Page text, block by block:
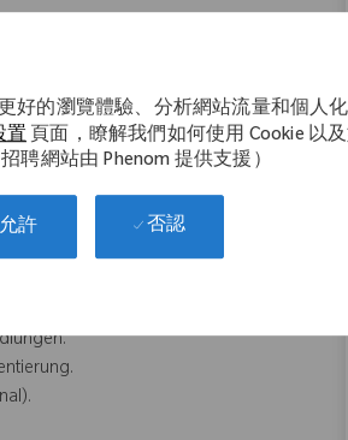
好的瀏覽體驗、分析網站流量和個人
置 頁面，瞭解我們如何使用 Cookie 以
聘網站由 Phenom 提供支援）
允許 否認
gleichzeitig ein Gefühl dafür, wie
oder Kundenservice erweitern Dein
Know-how verbinden. Besonders
Arbeitsweise.